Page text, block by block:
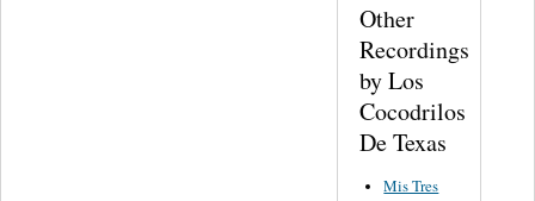
Other
Recordings
by Los
Cocodrilos
De Texas
Mis Tres